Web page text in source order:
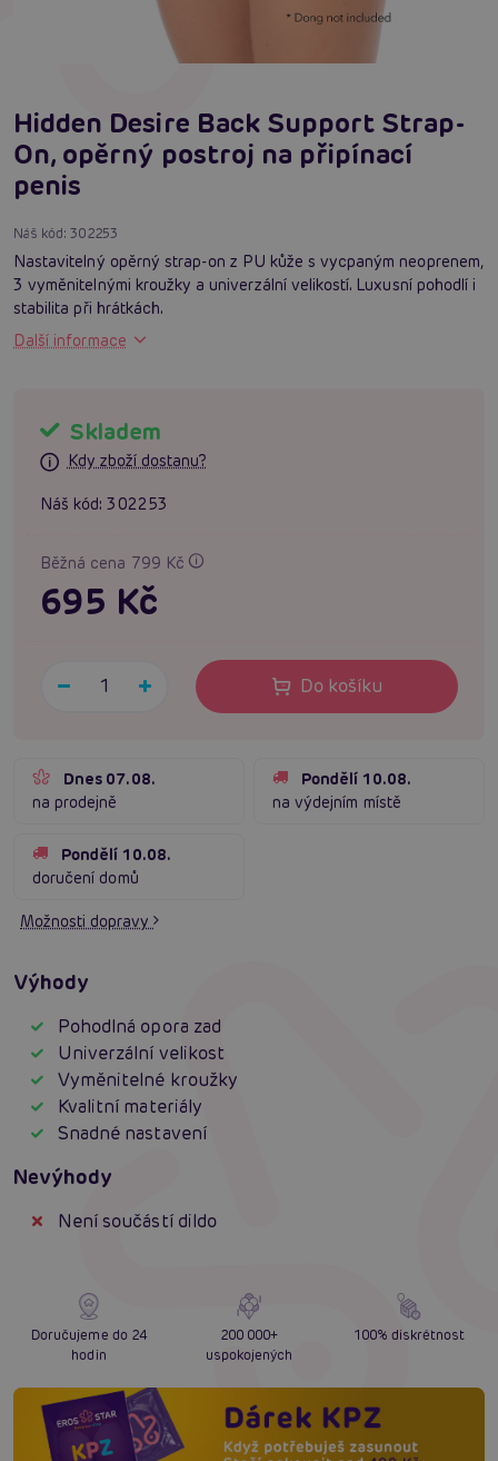
Hidden Desire Back Support Strap-
On, opěrný postroj na připínací
penis
Náš kód:302253
Nastavitelný opěrný strap-on z PU kůže s vycpaným neoprenem,
3 vyměnitelnými kroužky a univerzální velikostí. Luxusní pohodlí i
stabilita při hrátkách.
Další informace
Skladem
Kdy zboží dostanu?
Náš kód: 302253
Běžná cena 799 Kč
695 Kč
Do košíku
Dnes 07.08.
na prodejně
Pondělí 10.08.
na výdejním místě
Pondělí 10.08.
doručení domů
Možnosti dopravy
Výhody
Pohodlná opora zad
Univerzální velikost
Vyměnitelné kroužky
Kvalitní materiály
Snadné nastavení
Nevýhody
Není součástí dildo
Doručujeme do 24
hodin
200 000+
uspokojených
100% diskrétnost